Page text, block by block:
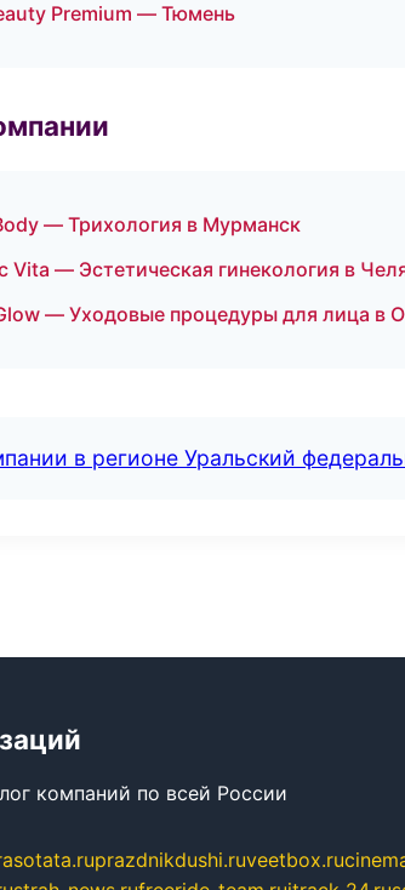
Premium — Тюмень
— Трихология в Мурманск
Vita — Эстетическая гинекология в
— Уходовые процедуры для лица в
в регионе Уральский
компаний по всей России
prazdnikdushi.ruveetbox.ru